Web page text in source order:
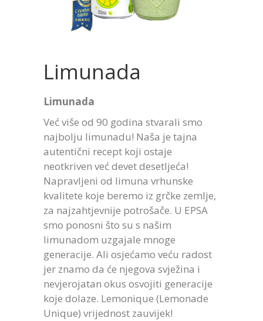
Limunada
Limunada
Već više od 90 godina stvarali smo
najbolju limunadu! Naša je tajna
autentični recept koji ostaje
neotkriven već devet desetljeća!
Napravljeni od limuna vrhunske
kvalitete koje beremo iz grčke zemlje,
za najzahtjevnije potrošače. U EPSA
smo ponosni što su s našim
limunadom uzgajale mnoge
generacije. Ali osjećamo veću radost
jer znamo da će njegova svježina i
nevjerojatan okus osvojiti generacije
koje dolaze. Lemonique (Lemonade
Unique) vrijednost zauvijek!